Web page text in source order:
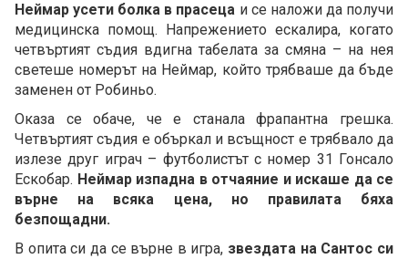
Неймар усети болка в прасеца и се наложи да получи
медицинска помощ. Напрежението ескалира, когато
четвъртият съдия вдигна табелата за смяна – на нея
светеше номерът на Неймар, който трябваше да бъде
заменен от Робиньо.
Оказа се обаче, че е станала фрапантна грешка.
Четвъртият съдия е объркал и всъщност е трябвало да
излезе друг играч – футболистът с номер 31 Гонсало
Ескобар. Неймар изпадна в отчаяние и искаше да се
върне на всяка цена, но правилата бяха
безпощадни.
В опита си да се върне в игра, звездата на Сантос си